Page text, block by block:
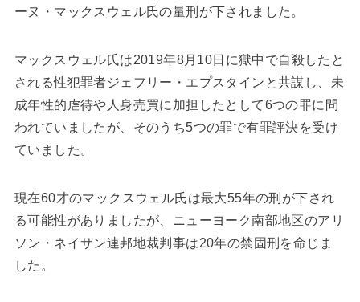
ーヌ・マックスウェル氏の量刑が下されました。
マックスウェル氏は2019年8月10日に獄中で自殺したと
される性犯罪者ジェフリー・エプスタインと共謀し、未
成年性的虐待や人身売買に加担したとして6つの罪に問
われていましたが、そのうち5つの罪で有罪評決を受け
ていました。
現在60才のマックスウェル氏は最大55年の刑が下され
る可能性がありましたが、ニューヨーク南部地区のアリ
ソン・ネイサン連邦地裁判事は20年の禁固刑を命じま
した。